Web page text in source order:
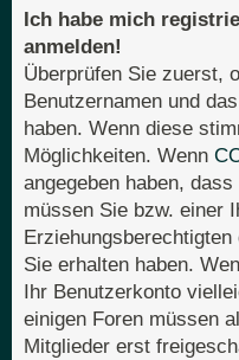
Ich habe mich
anmelden!
Überprüfen Sie zuerst,
Benutzernamen und
haben. Wenn diese
Möglichkeiten. Wenn
angegeben haben,
müssen Sie bzw. einer
Sie erhalten haben.
Ihr Benutzerkonto
einigen Foren müssen
Mitglieder erst